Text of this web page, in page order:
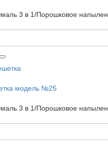
3 в 1/Порошковое
модель №25
3 в 1/Порошковое